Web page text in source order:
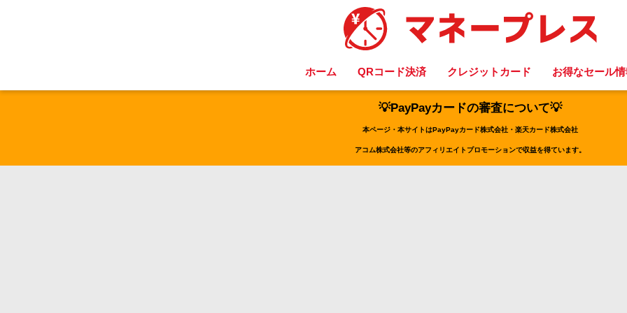
ホーム QRコード決済 クレジットカード お得なセール
💡PayPayカードの審査について💡
本ページ・本サイトはPayPayカード株式会社・楽天カード株式会社
アコム株式会社等のアフィリエイトプロモーションで収益を得ています。